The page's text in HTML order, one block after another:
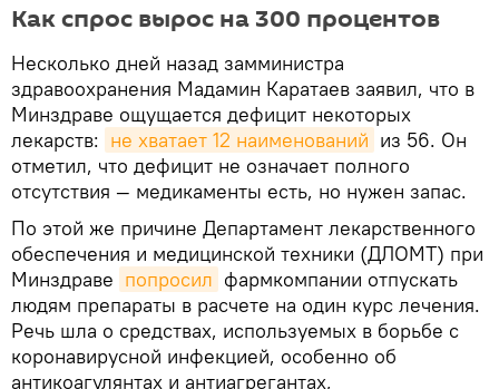
Как спрос вырос на 300 процентов
Несколько дней назад замминистра
здравоохранения Мадамин Каратаев заявил, что в
Минздраве ощущается дефицит некоторых
лекарств: не хватает 12 наименований из 56. Он
отметил, что дефицит не означает полного
отсутствия — медикаменты есть, но нужен запас.
По этой же причине Департамент лекарственного
обеспечения и медицинской техники (ДЛОМТ) при
Минздраве попросил фармкомпании отпускать
людям препараты в расчете на один курс лечения.
Речь шла о средствах, используемых в борьбе с
коронавирусной инфекцией, особенно об
антикоагулянтах и антиагрегантах,